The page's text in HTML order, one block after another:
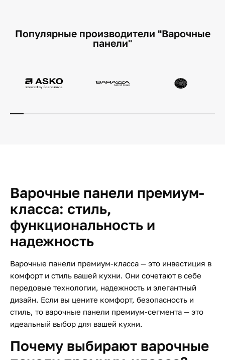
Популярные производители "Варочные
панели"
Варочные панели премиум-
класса: стиль,
функциональность и
надежность
Варочные панели премиум-класса — это инвестиция в
комфорт и стиль вашей кухни. Они сочетают в себе
передовые технологии, надежность и элегантный
дизайн. Если вы цените комфорт, безопасность и
стиль, то варочные панели премиум-сегмента — это
идеальный выбор для вашей кухни.
Почему выбирают варочные